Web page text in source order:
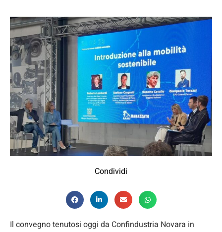
Condividi
Il convegno tenutosi oggi da Confindustria Novara in